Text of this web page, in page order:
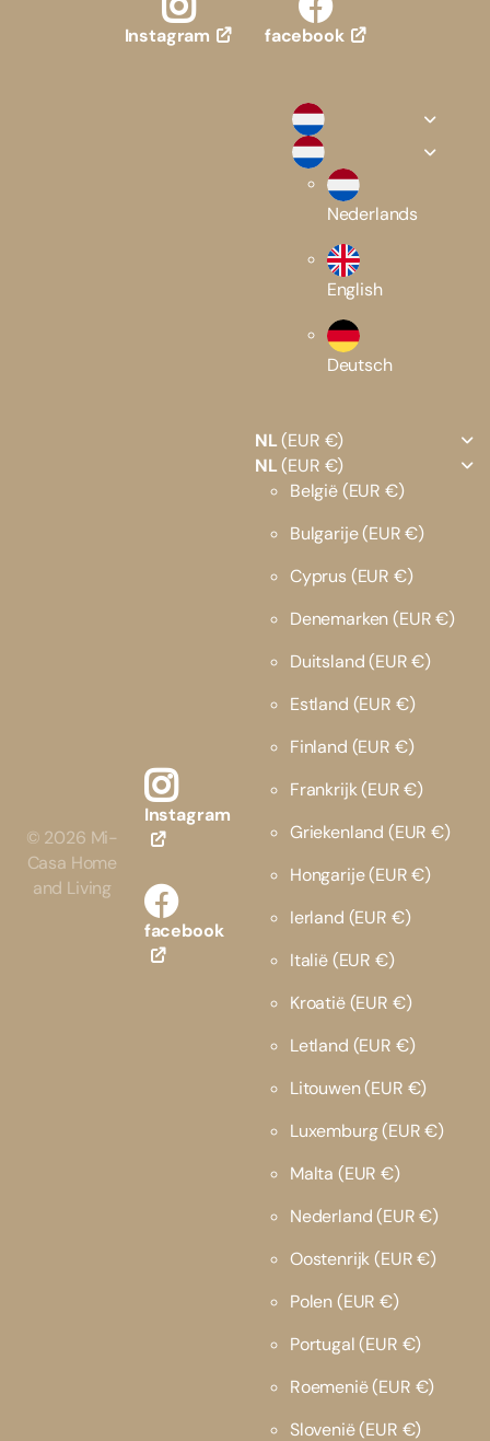
Instagram facebook
© 2026 Mi-
Casa Home
and Living
Instagram
facebook
Nederlands
English
Deutsch
NL(EUR €)
NL(EUR €)
België(EUR €)
Bulgarije(EUR €)
Cyprus (EUR €)
Denemarken(EUR €)
Duitsland(EUR €)
Estland (EUR €)
Finland (EUR €)
Frankrijk(EUR €)
Griekenland (EUR €)
Hongarije(EUR €)
Ierland (EUR €)
Italië(EUR €)
Kroatië(EUR €)
Letland (EUR €)
Litouwen(EUR €)
Luxemburg(EUR €)
Malta (EUR €)
Nederland(EUR €)
Oostenrijk(EUR €)
Polen(EUR €)
Portugal(EUR €)
Roemenië(EUR €)
Slovenië(EUR €)